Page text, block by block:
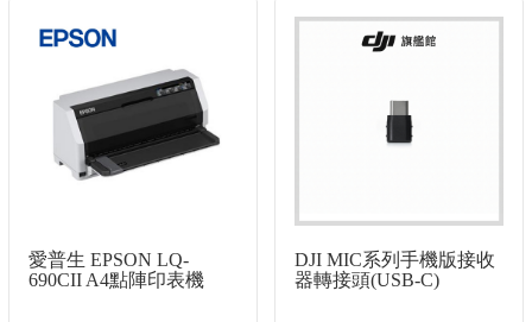
愛普生 EPSON LQ-
690CII A4點陣印表機
DJI MIC系列手機版接收
器轉接頭(USB-C)